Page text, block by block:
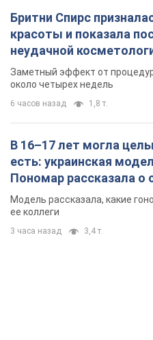
Бритни Спирс
красоты и показала
неудачной
так почти месяц
Заметный эффект от
около четырех недель
6 часов назад 1,8 т.
В 16–17 лет могла
есть: украинская
Пономар рассказала о
стороне модельной
Модель рассказала, какие
ее коллеги
3 часа назад 3,4 т.